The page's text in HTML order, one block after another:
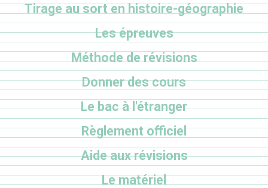
Tirage au sort en histoire-géographie
Les épreuves
Méthode de révisions
Donner des cours
Le bac à l'étranger
Règlement officiel
Aide aux révisions
Le matériel